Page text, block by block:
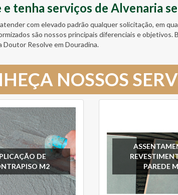
tenha serviços de Alvenaria
com elevado padrão qualquer solicitação, em
são nossos principais diferenciais e
Doutor Resolve em Douradina.
NOSSOS
DE
M2
PAREDE